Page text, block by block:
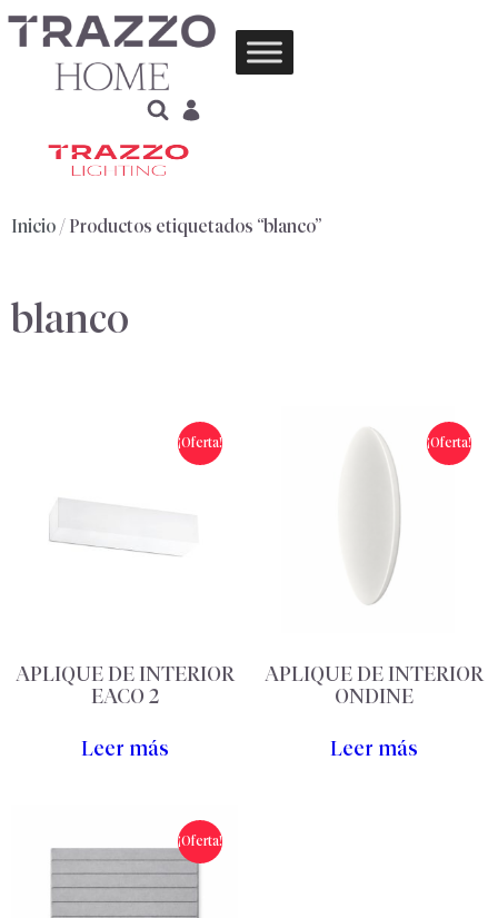
Inicio / Productos etiquetados “blanco”
blanco
¡Oferta!
APLIQUE DE INTERIOR
EACO 2
Leer más
¡Oferta!
APLIQUE DE INTERIOR
ONDINE
Leer más
¡Oferta!